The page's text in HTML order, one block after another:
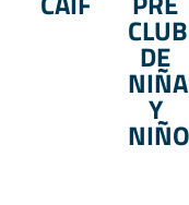
CLUB
DE
Y